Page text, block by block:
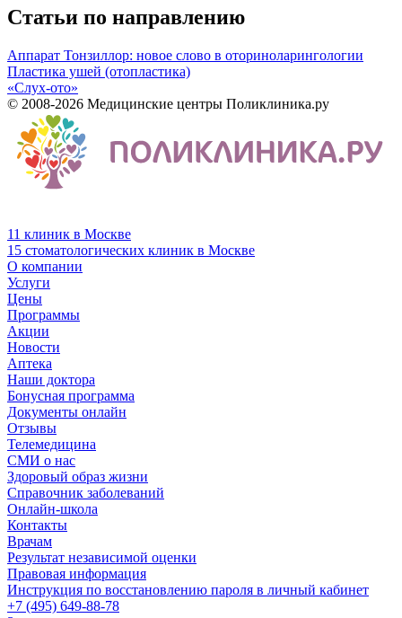
Статьи по направлению
Аппарат Тонзиллор: новое слово в оториноларингологии
Пластика ушей (отопластика)
«Слух-ото»
© 2008-2026 Медицинские центры Поликлиника.ру
11 клиник в Москве
15 стоматологических клиник в Москве
О компании
Услуги
Цены
Программы
Акции
Новости
Аптека
Наши доктора
Бонусная программа
Документы онлайн
Отзывы
Телемедицина
СМИ о нас
Здоровый образ жизни
Справочник заболеваний
Онлайн-школа
Контакты
Врачам
Результат независимой оценки
Правовая информация
Инструкция по восстановлению пароля в личный кабинет
+7 (495) 649-88-78